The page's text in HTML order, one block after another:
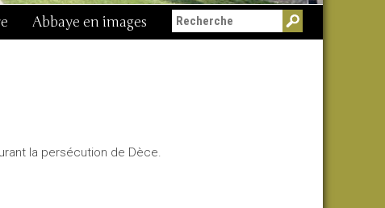
Abbaye en images
la persécution de Dèce.